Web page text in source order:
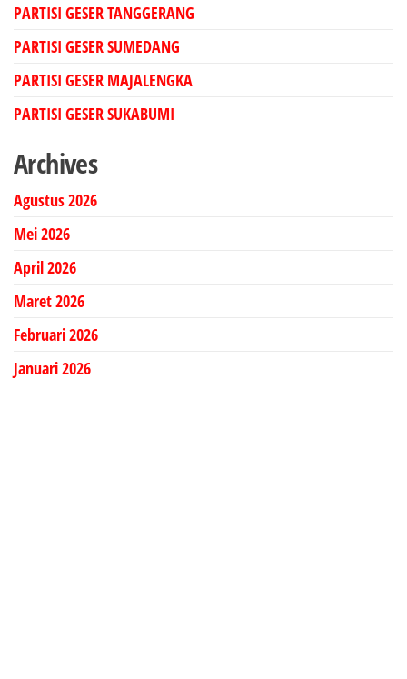
PARTISI GESER TANGGERANG
PARTISI GESER SUMEDANG
PARTISI GESER MAJALENGKA
PARTISI GESER SUKABUMI
Archives
Agustus 2026
Mei 2026
April 2026
Maret 2026
Februari 2026
Januari 2026